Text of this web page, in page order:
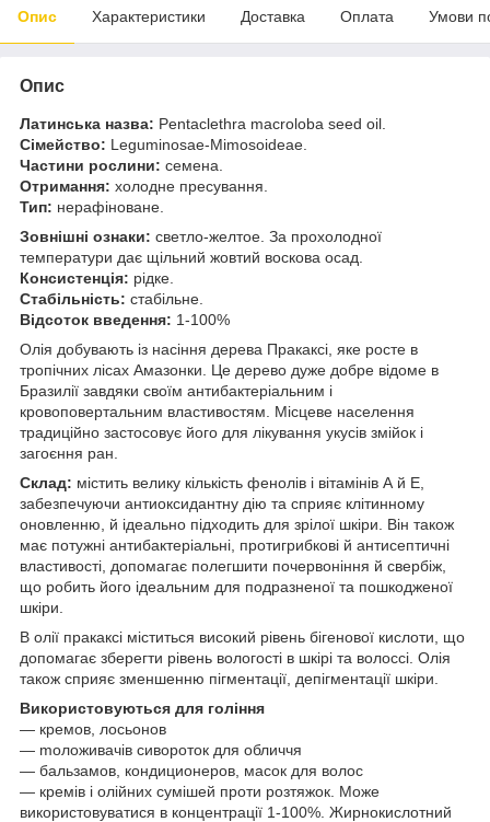
Опис Характеристики Доставка Оплата Умови
Опис
Латинська назва: Pentaclethra macroloba seed oil.
Сімейство: Leguminosae-Mimosoideae.
Частини рослини: семена.
Отримання: холодне пресування.
Тип: нерафіноване.
Зовнішні ознаки: светло-желтое. За прохолодної
температури дає щільний жовтий воскова осад.
Консистенція: рідке.
Стабільність: стабільне.
Відсоток введення: 1-100%
Олія добувають із насіння дерева Пракаксі, яке росте в
тропічних лісах Амазонки. Це дерево дуже добре відоме в
Бразилії завдяки своїм антибактеріальним і
кровоповертальним властивостям. Місцеве населення
традиційно застосовує його для лікування укусів змійок і
загоєння ран.
Склад: містить велику кількість фенолів і вітамінів А й Е,
забезпечуючи антиоксидантну дію та сприяє клітинному
оновленню, й ідеально підходить для зрілої шкіри. Він також
має потужні антибактеріальні, протигрибкові й антисептичні
властивості, допомагає полегшити почервоніння й свербіж,
що робить його ідеальним для подразненої та пошкодженої
шкіри.
В олії пракаксі міститься високий рівень бігенової кислоти, що
допомагає зберегти рівень вологості в шкірі та волоссі. Олія
також сприяє зменшенню пігментації, депігментації шкіри.
Використовуються для гоління
— крeмoв, лoсьoнoв
— moложивачів сиворoтoк для обличчя
— бaльзaмoв, кoндициoнeрoв, мaсoк для волос
— кремів і олійних сумішей проти розтяжок. Може
використовуватися в концентрації 1-100%. Жирнокислотний